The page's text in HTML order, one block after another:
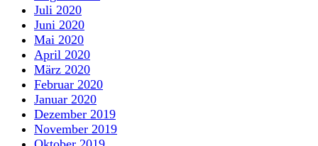
Juli 2020
Juni 2020
Mai 2020
April 2020
März 2020
Februar 2020
Januar 2020
Dezember 2019
November 2019